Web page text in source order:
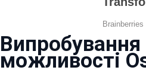
Випробування
можливості